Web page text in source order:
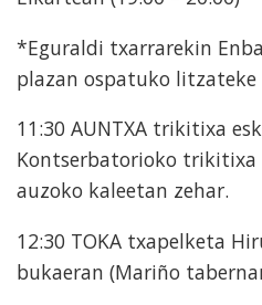
*Eguraldi txarrarekin
plazan ospatuko litzateke
11:30 AUNTXA trikitixa
Kontserbatorioko
auzoko kaleetan zehar.
12:30 TOKA txapelketa
bukaeran (Mariño